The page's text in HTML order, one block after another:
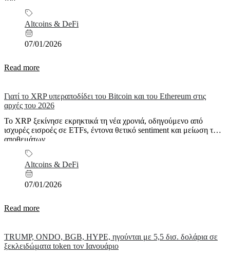
Altcoins & DeFi
07/01/2026
Read more
Γιατί το XRP υπεραποδίδει του Bitcoin και του Ethereum στις
αρχές του 2026
Το XRP ξεκίνησε εκρηκτικά τη νέα χρονιά, οδηγούμενο από
ισχυρές εισροές σε ETFs, έντονα θετικό sentiment και μείωση των
αποθεμάτων...
Altcoins & DeFi
07/01/2026
Read more
TRUMP, ONDO, BGB, HYPE, ηγούνται με 5,5 δισ. δολάρια σε
ξεκλειδώματα token τον Ιανουάριο